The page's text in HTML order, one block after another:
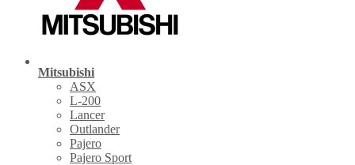
Mitsubishi
ASX
L-200
Lancer
Outlander
Pajero
Pajero Sport